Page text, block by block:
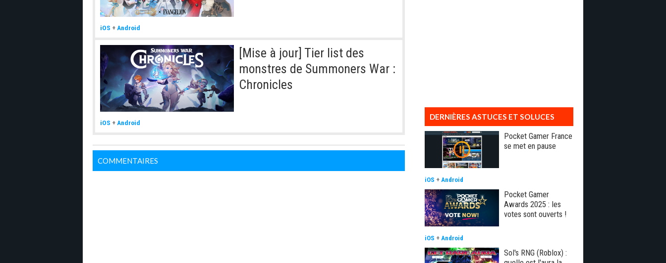
iOS + Android
[Mise à jour] Tier list des
monstres de Summoners War :
Chronicles
iOS + Android
COMMENTAIRES
DERNIÈRES ASTUCES ET SOLUCES
Pocket Gamer France
se met en pause
iOS + Android
Pocket Gamer
Awards 2025 : les
votes sont ouverts !
iOS + Android
Sol's RNG (Roblox) :